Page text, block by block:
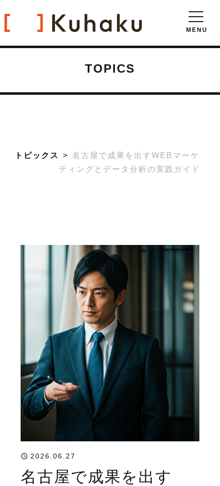
TOPICS
トピックス
名古屋で成果を出すWEBマーケ
ティングとデータ分析の実践ガイド
2026.06.27
名古屋で成果を出す